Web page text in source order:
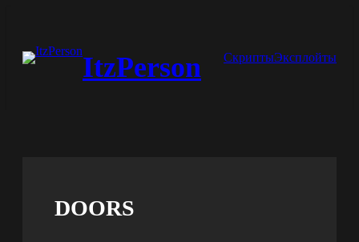
содержимомуItzPerson СкриптыЭксплойты
DOORS